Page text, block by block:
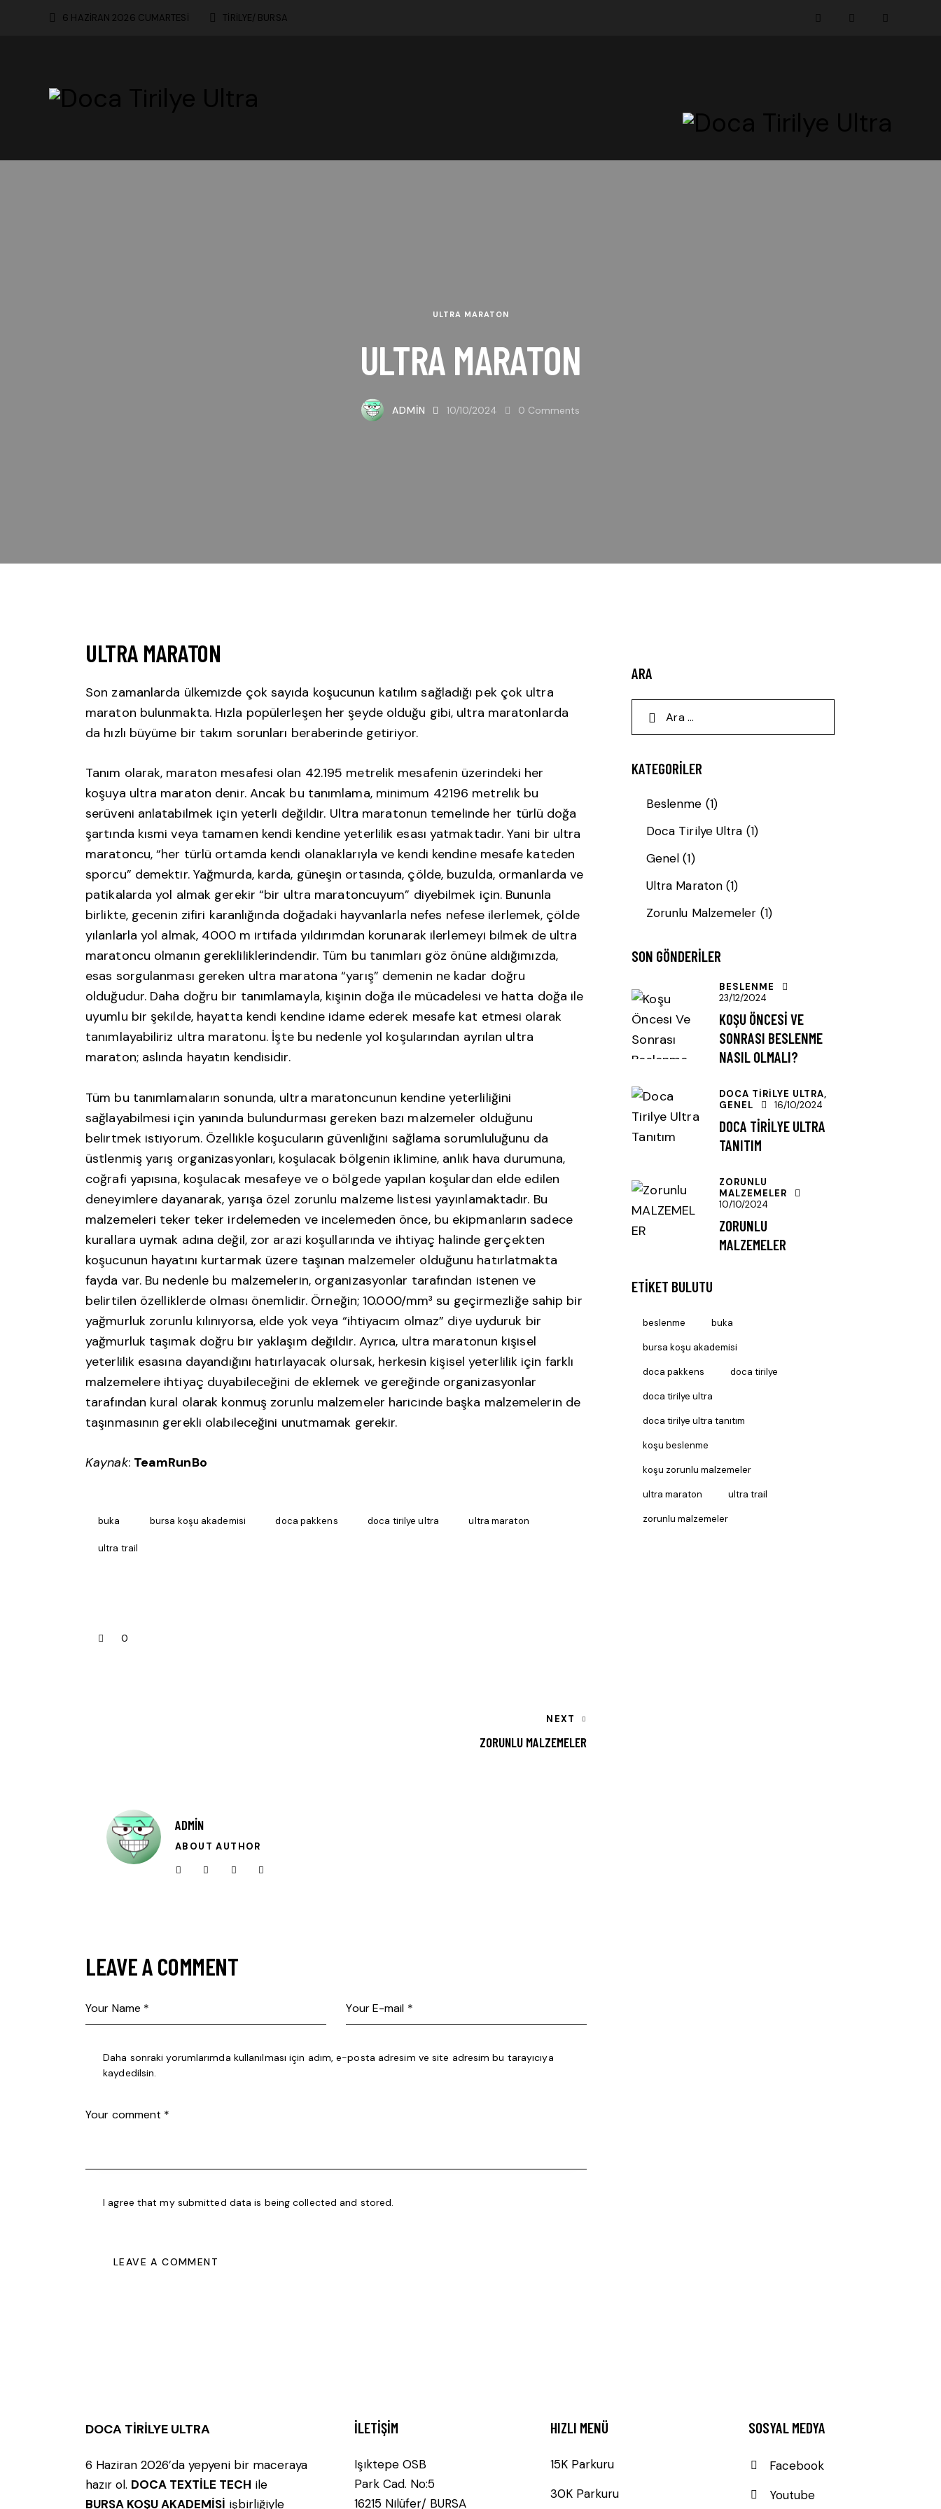
6 HAZİRAN 2026 CUMARTESİ TİRİLYE/ BURSA
ULTRA MARATON
ULTRA MARATON
ADMIN 10/10/2024 0 Comments
ULTRA MARATON
Son zamanlarda ülkemizde çok sayıda koşucunun katılım sağladığı pek çok ultra
maraton bulunmakta. Hızla popülerleşen her şeyde olduğu gibi, ultra maratonlarda
da hızlı büyüme bir takım sorunları beraberinde getiriyor.
Tanım olarak, maraton mesafesi olan 42.195 metrelik mesafenin üzerindeki her
koşuya ultra maraton denir. Ancak bu tanımlama, minimum 42196 metrelik bu
serüveni anlatabilmek için yeterli değildir. Ultra maratonun temelinde her türlü doğa
şartında kısmi veya tamamen kendi kendine yeterlilik esası yatmaktadır. Yani bir ultra
maratoncu, “her türlü ortamda kendi olanaklarıyla ve kendi kendine mesafe kateden
sporcu” demektir. Yağmurda, karda, güneşin ortasında, çölde, buzulda, ormanlarda ve
patikalarda yol almak gerekir “bir ultra maratoncuyum” diyebilmek için. Bununla
birlikte, gecenin zifiri karanlığında doğadaki hayvanlarla nefes nefese ilerlemek, çölde
yılanlarla yol almak, 4000 m irtifada yıldırımdan korunarak ilerlemeyi bilmek de ultra
maratoncu olmanın gerekliliklerindendir. Tüm bu tanımları göz önüne aldığımızda,
esas sorgulanması gereken ultra maratona “yarış” demenin ne kadar doğru
olduğudur. Daha doğru bir tanımlamayla, kişinin doğa ile mücadelesi ve hatta doğa ile
uyumlu bir şekilde, hayatta kendi kendine idame ederek mesafe kat etmesi olarak
tanımlayabiliriz ultra maratonu. İşte bu nedenle yol koşularından ayrılan ultra
maraton; aslında hayatın kendisidir.
Tüm bu tanımlamaların sonunda, ultra maratoncunun kendine yeterliliğini
sağlayabilmesi için yanında bulundurması gereken bazı malzemeler olduğunu
belirtmek istiyorum. Özellikle koşucuların güvenliğini sağlama sorumluluğunu da
üstlenmiş yarış organizasyonları, koşulacak bölgenin iklimine, anlık hava durumuna,
coğrafi yapısına, koşulacak mesafeye ve o bölgede yapılan koşulardan elde edilen
deneyimlere dayanarak, yarışa özel zorunlu malzeme listesi yayınlamaktadır. Bu
malzemeleri teker teker irdelemeden ve incelemeden önce, bu ekipmanların sadece
kurallara uymak adına değil, zor arazi koşullarında ve ihtiyaç halinde gerçekten
koşucunun hayatını kurtarmak üzere taşınan malzemeler olduğunu hatırlatmakta
fayda var. Bu nedenle bu malzemelerin, organizasyonlar tarafından istenen ve
belirtilen özelliklerde olması önemlidir. Örneğin; 10.000/mm³ su geçirmezliğe sahip bir
yağmurluk zorunlu kılınıyorsa, elde yok veya “ihtiyacım olmaz” diye uyduruk bir
yağmurluk taşımak doğru bir yaklaşım değildir. Ayrıca, ultra maratonun kişisel
yeterlilik esasına dayandığını hatırlayacak olursak, herkesin kişisel yeterlilik için farklı
malzemelere ihtiyaç duyabileceğini de eklemek ve gereğinde organizasyonlar
tarafından kural olarak konmuş zorunlu malzemeler haricinde başka malzemelerin de
taşınmasının gerekli olabileceğini unutmamak gerekir.
Kaynak: TeamRunBo
buka bursa koşu akademisi doca pakkens doca tirilye ultra ultra maraton
ultra trail
0
NEXT
ZORUNLU MALZEMELER
ADMIN
ABOUT AUTHOR
LEAVE A COMMENT
Daha sonraki yorumlarımda kullanılması için adım, e-posta adresim ve site adresim bu tarayıcıya
kaydedilsin.
I agree that my submitted data is beingcollected and stored.
ARA
KATEGORILER
Beslenme (1)
Doca Tirilye Ultra (1)
Genel (1)
Ultra Maraton (1)
Zorunlu Malzemeler (1)
SON GÖNDERILER
BESLENME
23/12/2024
KOŞU ÖNCESI VE
SONRASI BESLENME
NASIL OLMALI?
DOCA TIRILYE ULTRA,
GENEL
16/10/2024
DOCA TIRILYE ULTRA
TANITIM
ZORUNLU
MALZEMELER
10/10/2024
ZORUNLU
MALZEMELER
ETIKET BULUTU
beslenme buka
bursa koşu akademisi
doca pakkens doca tirilye
doca tirilye ultra
doca tirilye ultra tanıtım
koşu beslenme
koşu zorunlu malzemeler
ultra maraton ultra trail
zorunlu malzemeler
DOCA TİRİLYE ULTRA
6 Haziran 2026’da yepyeni bir maceraya
hazır ol. DOCA TEXTİLE TECH ile
BURSA KOŞU AKADEMİSİ işbirliğiyle
İLETIŞIM
Işıktepe OSB
Park Cad. No:5
16215 Nilüfer/ BURSA
HIZLI MENÜ
15K Parkuru
30K Parkuru
SOSYAL MEDYA
Facebook
Youtube